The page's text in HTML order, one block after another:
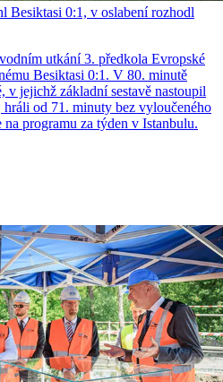
Besiktasi 0:1, v oslabení rozhodl
utkání 3. předkola Evropské
Besiktasi 0:1. V 80. minutě
jejichž základní sestavě nastoupil
od 71. minuty bez vyloučeného
programu za týden v Istanbulu.